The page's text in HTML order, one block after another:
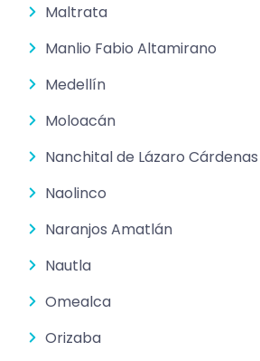
Maltrata
Manlio Fabio Altamirano
Medellín
Moloacán
Nanchital de Lázaro
Naolinco
Naranjos Amatlán
Nautla
Omealca
Orizaba